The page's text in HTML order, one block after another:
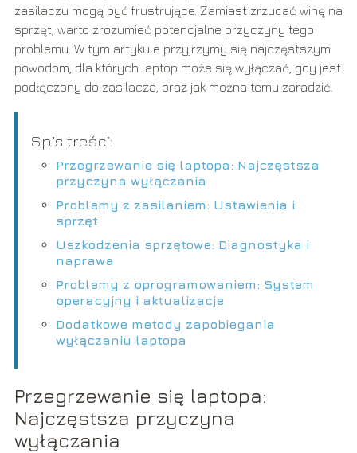
zasilaczu mogą być frustrujące. Zamiast zrzucać winę na
sprzęt, warto zrozumieć potencjalne przyczyny tego
problemu. W tym artykule przyjrzymy się najczęstszym
powodom, dla których laptop może się wyłączać, gdy jest
podłączony do zasilacza, oraz jak można temu zaradzić.
Spis treści:
Przegrzewanie się laptopa: Najczęstsza
przyczyna wyłączania
Problemy z zasilaniem: Ustawienia i
sprzęt
Uszkodzenia sprzętowe: Diagnostyka i
naprawa
Problemy z oprogramowaniem: System
operacyjny i aktualizacje
Dodatkowe metody zapobiegania
wyłączaniu laptopa
Przegrzewanie się laptopa:
Najczęstsza przyczyna
wyłączania